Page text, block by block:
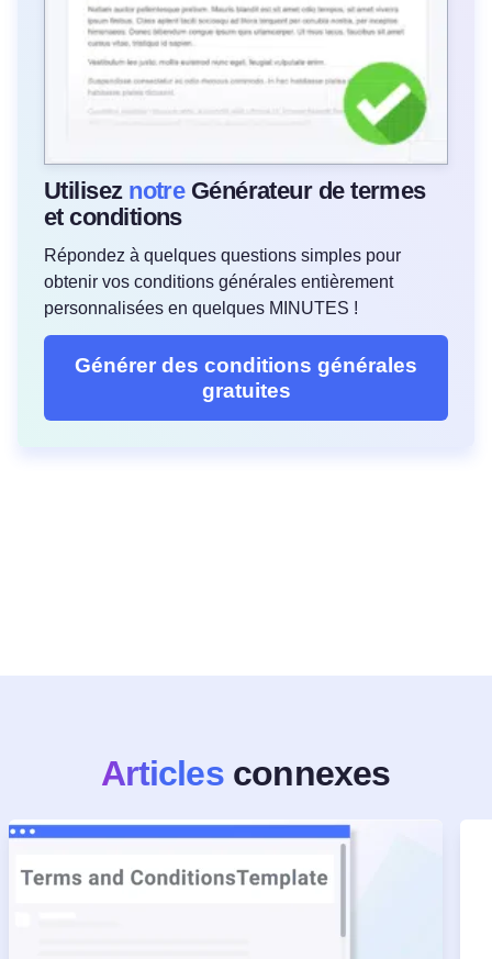
Utilisez notreGénérateur de termes
et conditions
Répondez à quelques questions simples pour
obtenir vos conditions générales entièrement
personnalisées en quelques MINUTES !
Générer des conditions générales
gratuites
Articlesconnexes